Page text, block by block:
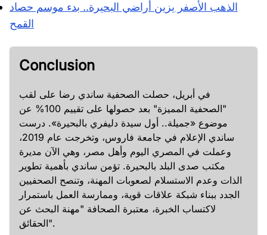
الذهب الأصفر يزين أراضي البحيرة.. بدء موسم حصاد
القمح
Conclusion
في أبريل، حصلت الصحفية ساندي رضا على لقب
"الصحفية المميزة" بعد حصولها على تقييم 100% عن
موضوع «جميلة.. أول سيدة دليفري بالبحيرة». درست
ساندي الإعلام في جامعة فاروس، وتخرجت عام 2019،
وعملت في المصري اليوم وأهل مصر، وهي الآن مديرة
مكتب صدى البلد بالبحيرة. تؤمن ساندي بأهمية تطوير
الذات وعدم الاستسلام لصعوبات المهنة، وتنصح الصحفيين
الجدد ببناء شبكة علاقات قوية، وممارسة العمل باستمرار
لاكتساب الخبرة، معتبرة الصحافة "مهنة البحث عن
الحقائق".